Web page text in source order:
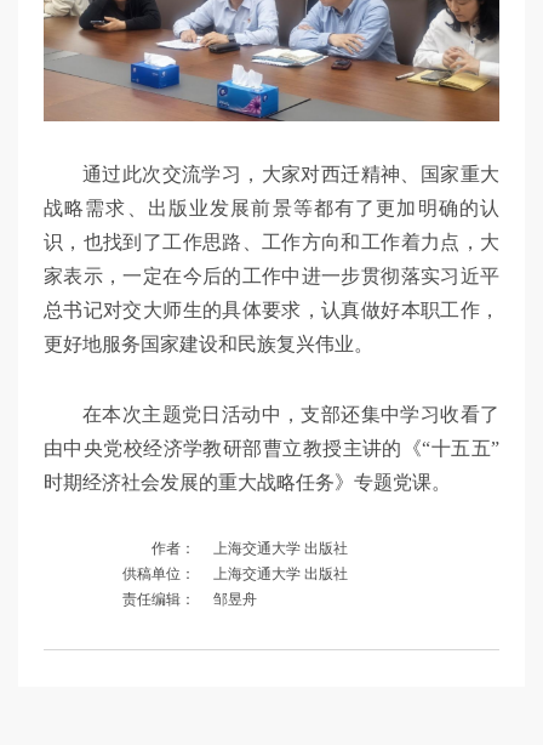
通过此次交流学习，大家对西迁精神、国家重大
战略需求、出版业发展前景等都有了更加明确的认
识，也找到了工作思路、工作方向和工作着力点，大
家表示，一定在今后的工作中进一步贯彻落实习近平
总书记对交大师生的具体要求，认真做好本职工作，
更好地服务国家建设和民族复兴伟业。
在本次主题党日活动中，支部还集中学习收看了
由中央党校经济学教研部曹立教授主讲的《“十五五”
时期经济社会发展的重大战略任务》专题党课。
作者：
上海交通大学 出版社
供稿单位：
上海交通大学 出版社
责任编辑：
邹昱舟